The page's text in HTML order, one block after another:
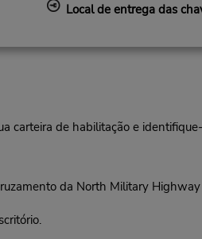
Local de entrega das
carteira de habilitação e
da North Military